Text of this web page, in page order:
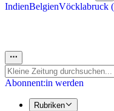
IndienBelgienVöcklabruck
Abonnent:in werden
Rubriken